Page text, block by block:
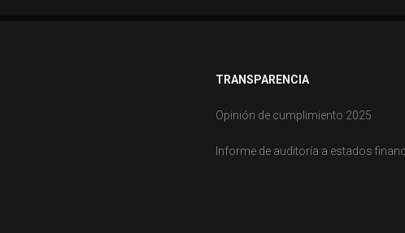
TRANSPARENCIA
Opinión de cumplimiento 2025
Informe de auditoría a estados